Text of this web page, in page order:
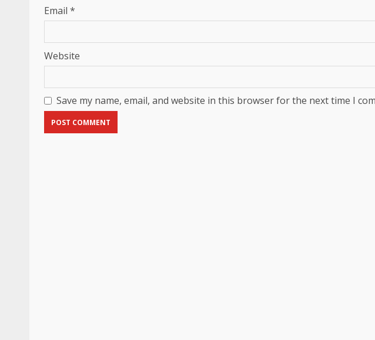
Email *
Website
Save my name, email, and website in this browser for the next time I